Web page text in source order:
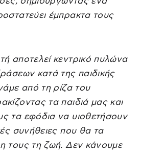
έμπρακτα τους
αποτελεί κεντρικό πυλώνα
κατά της παιδικής
από τη ρίζα του
τα παιδιά μας και
τα εφόδια να υιοθετήσουν
συνήθειες που θα τα
τους τη ζωή. Δεν κάνουμε